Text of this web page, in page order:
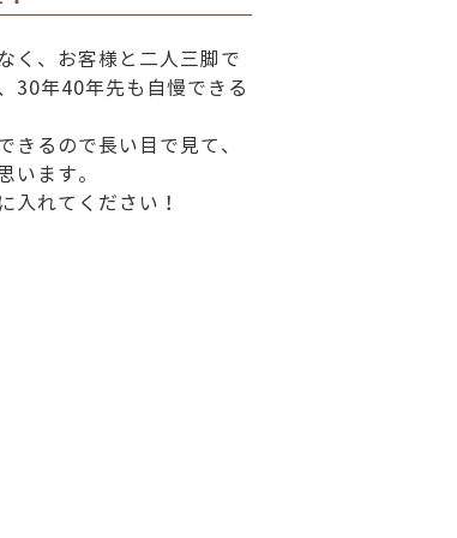
く、お客様と二人三脚で
30年40年先も自慢できる
きるので長い目で見て、
います。
入れてください！